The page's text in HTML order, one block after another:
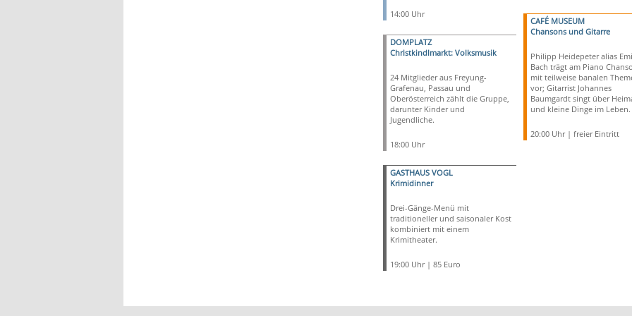
14:00 Uhr
DOMPLATZ
Christkindlmarkt: Volksmusik
24 Mitglieder aus Freyung-
Grafenau, Passau und
Oberösterreich zählt die Gruppe,
darunter Kinder und
Jugendliche.
18:00 Uhr
GASTHAUS VOGL
Krimidinner
Drei-Gänge-Menü mit
traditioneller und saisonaler Kost
kombiniert mit einem
Krimitheater.
19:00 Uhr | 85 Euro
CAFÉ MUSEUM
Chansons und Gitarre
Philipp Heidepeter alias
Bach trägt am Piano
mit teilweise banalen
vor; Gitarrist Johannes
Baumgardt singt über
und kleine Dinge im Leben.
20:00 Uhr | freier Eintritt